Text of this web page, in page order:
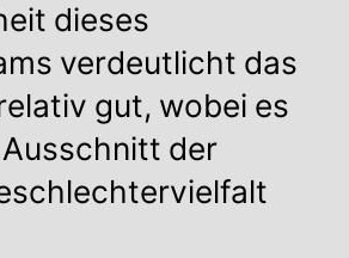
dieses
verdeutlicht das
gut, wobei es
der